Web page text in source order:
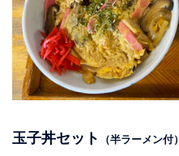
玉子丼セット （半ラーメン付）